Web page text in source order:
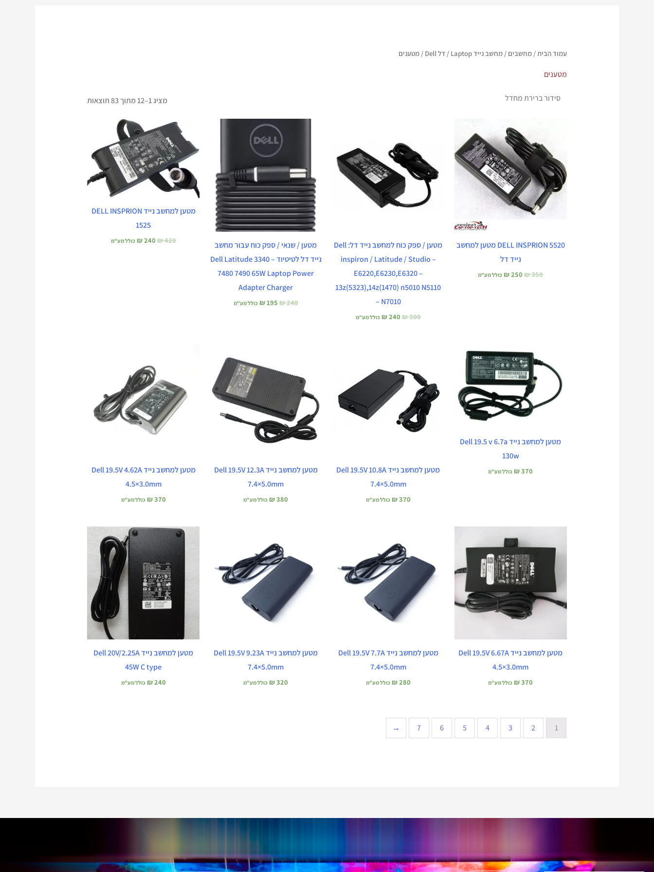
עמוד הבית/ מחשבים / מחשב נייד Laptop / דל Dell / מטענים
מטענים
מציג 1–12 מתוך 83 תוצאות
DELL INSPRION 5520 מטען למחשב
נייד דל
₪350
המקורי
היה:
₪ 350.
₪250
הוא:
₪ 250.
כולל מע"מ
מטען / ספק כוח למחשב נייד דל: Dell
inspiron / Latitude / Studio –
E6220,E6230,E6320 –
13z(5323),14z(1470) n5010 N5110
N7010 –
₪300
₪ 300.
₪240 כולל מע"מ
מטען / שנאי / ספק כוח עבור מחשב
נייד דל לטיטיוד – Dell Latitude 3340
7480 7490 65W Laptop Power
Adapter Charger
₪240
המחיר
המקורי
היה:
₪ 240.
₪195
הנוכחי
הוא:
₪ 195.
כולל מע"מ
מטען למחשב נייד DELL INSPRION
1525
₪420
המחיר
המקורי
היה:
₪ 420.
₪240
המחיר
הנוכחי
הוא:
₪ 240.
כולל מע"מ
מטען למחשב נייד Dell 19.5 v 6.7a
130w
₪370 כולל מע"מ
מטען למחשב נייד Dell 19.5V 10.8A
7.4×5.0mm
₪370 כולל מע"מ
מטען למחשב נייד Dell 19.5V 12.3A
7.4×5.0mm
₪380 כולל מע"מ
מטען למחשב נייד Dell 19.5V 4.62A
4.5×3.0mm
₪370 כולל מע"מ
מטען למחשב נייד Dell 19.5V 6.67A
4.5×3.0mm
₪370 כולל מע"מ
מטען למחשב נייד Dell 19.5V 7.7A
7.4×5.0mm
₪280 כולל מע"מ
מטען למחשב נייד Dell 19.5V 9.23A
7.4×5.0mm
₪320 כולל מע"מ
מטען למחשב נייד Dell 20V/2.25A
45W C type
₪240 כולל מע"מ
1
2
3
4
5
6
7
←